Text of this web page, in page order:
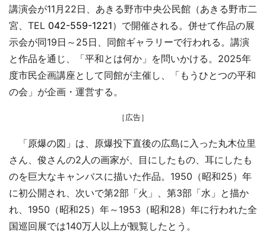
講演会が11月22日、あきる野市中央公民館（あきる野市二
宮、TEL 042-559-1221）で開催される。併せて作品の展
示会が同19日～25日、同館ギャラリーで行われる。講演
と作品を通じ、「平和とは何か」を問いかける。2025年
度市民企画講座として同館が主催し、「もうひとつの平和
の会」が企画・運営する。
［広告］
「原爆の図」は、原爆投下直後の広島に入った丸木位里
さん、俊さんの2人の画家が、目にしたもの、耳にしたも
のを巨大なキャンバスに描いた作品。1950（昭和25）年
に初公開され、次いで第2部「火」、第3部「水」と描か
れ、1950（昭和25）年～1953（昭和28）年に行われた全
国巡回展では140万人以上が観覧したとう。